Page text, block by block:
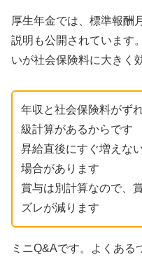
厚生年金では、標準報酬
説明も公開されています
いが社会保険料に大きく
年収と社会保険料がず
級計算があるからです
昇給直後にすぐ増えな
場合があります
賞与は別計算なので、
ズレが減ります
ミニQ&Aです。よくある